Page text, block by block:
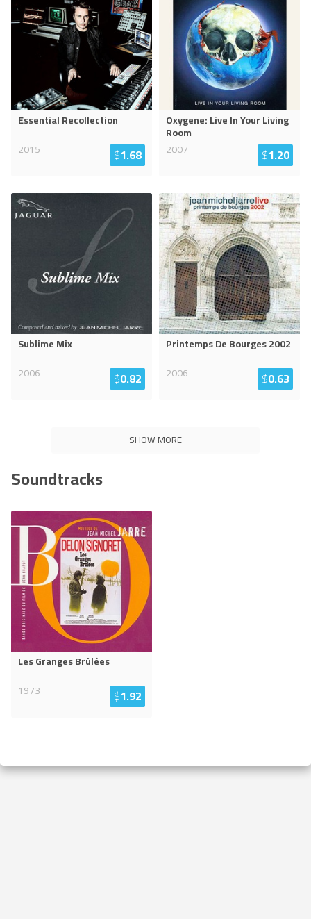
Essential Recollection
2015
$1.68
Oxygene: Live In Your Living
Room
2007
$1.20
Sublime Mix
2006
$0.82
Printemps De Bourges 2002
2006
$0.63
SHOW MORE
Soundtracks
Les Granges Brûlées
1973
$1.92